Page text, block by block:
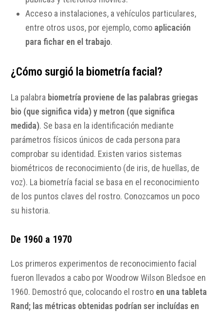
Acceso a instalaciones, a vehículos particulares,
entre otros usos, por ejemplo, como aplicación
para fichar en el trabajo.
¿Cómo surgió la biometría facial?
La palabra biometría proviene de las palabras griegas
bio (que significa vida) y metron (que significa
medida). Se basa en la identificación mediante
parámetros físicos únicos de cada persona para
comprobar su identidad. Existen varios sistemas
biométricos de reconocimiento (de iris, de huellas, de
voz). La biometría facial se basa en el reconocimiento
de los puntos claves del rostro. Conozcamos un poco
su historia.
De 1960 a 1970
Los primeros experimentos de reconocimiento facial
fueron llevados a cabo por Woodrow Wilson Bledsoe en
1960. Demostró que, colocando el rostro en una tableta
Rand; las métricas obtenidas podrían ser incluídas en